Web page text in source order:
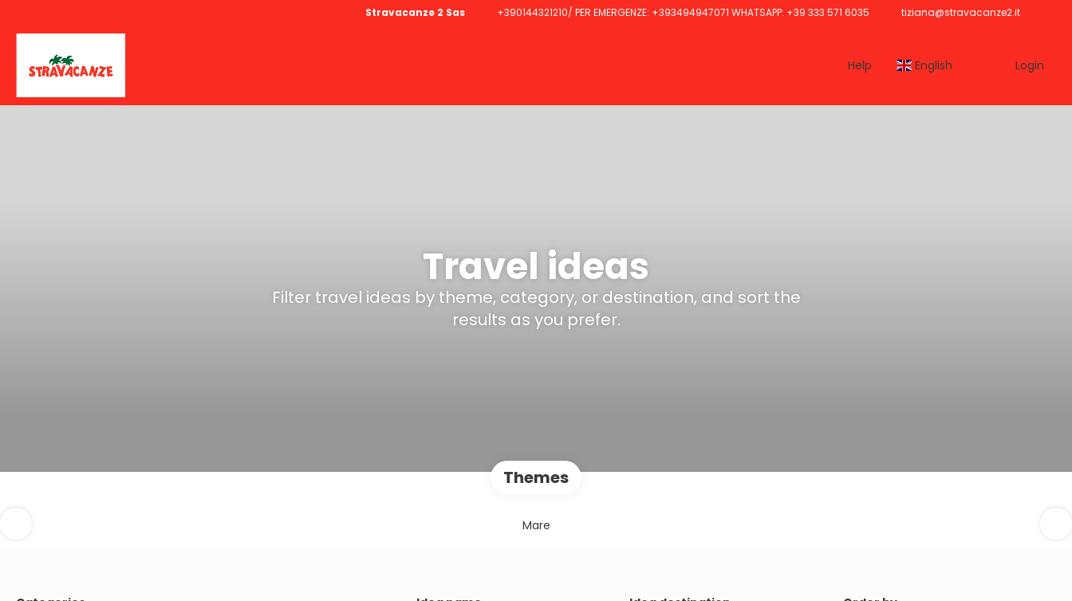
Stravacanze 2 Sas +390144321210/ PER EMERGENZE: +393494947071 WHATSAPP: +39 333 571 6035 tiziana@stravacanze2.it
Help English Login
Travel ideas
Filter travel ideas by theme, category, or destination, and sort the
results as you prefer.
Themes
Mare